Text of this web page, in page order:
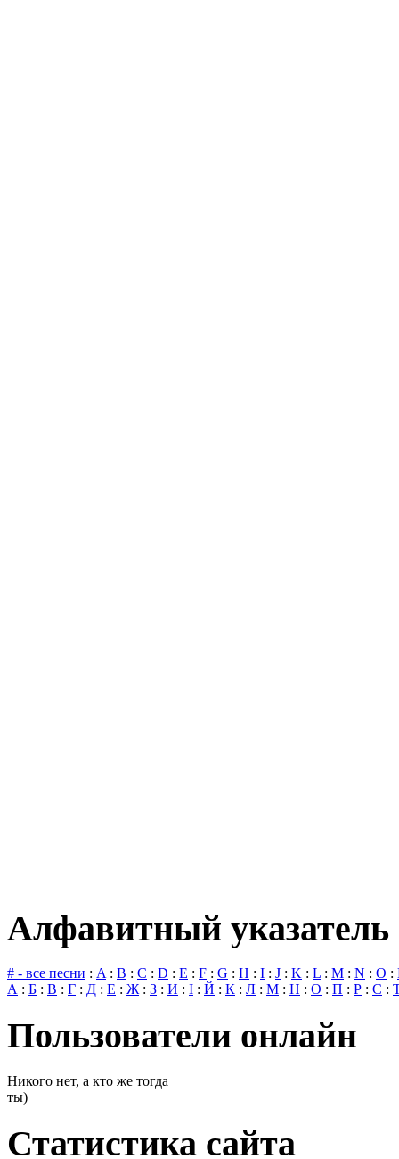
Алфавитный указатель
# - все песни : A: B : C : D : E : F : G : H : I : J : K : L : M : N : O :
А : Б : В : Г : Д : Е : Ж: З : И : І : Й : К : Л : М : Н : О : П : Р : С :
Пользователи онлайн
Никого нет, а кто же тогда
ты)
Статистика сайта